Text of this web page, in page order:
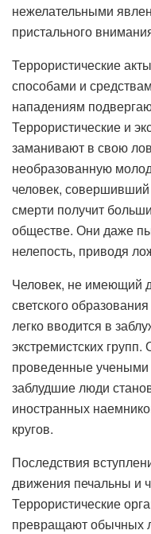
нежелательными
пристального
Террористические
способами и
нападениям
Террористические и
заманивают в свою
необразованную
человек, совершивший
смерти получит
обществе. Они даже
нелепость, приводя
Человек, не имеющий
светского
легко вводится в
экстремистских
проведенные учеными
заблудшие люди
иностранных
кругов.
Последствия
движения печальны и
Террористические
превращают обычных